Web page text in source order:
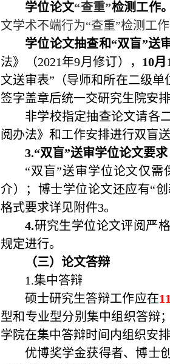
学位论文“查重”检测工作
文学术不端行为“查重”检测工作
学位论文抽查和“双盲”送
法》（2021年9月修订）， 10月
文送审表”（导师和所在二级
签字盖章后统一交研究生院安排
非学校指定抽查论文请各
阅办法》和工作安排进行双盲
3.“双盲”送审学位论文要求
“双盲”送审学位论文仅
介）；博士学位论文还应有“
格式要求详见附件3。
4.研究生学位论文评阅严
规定进行。
（三）论文答辩
1.集中答辩
硕士研究生答辩工作应在11
型和专业型分别集中组织答辩
学院在集中答辩时间内组织安
优博奖学金获得者、博士